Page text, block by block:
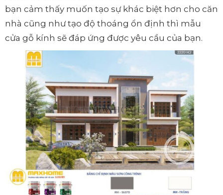
bạn cảm thấy muốn tạo sự khác biệt hơn cho căn
nhà cũng như tạo độ thoáng ổn định thì mẫu
cửa gỗ kính sẽ đáp ứng được yêu cầu của bạn.